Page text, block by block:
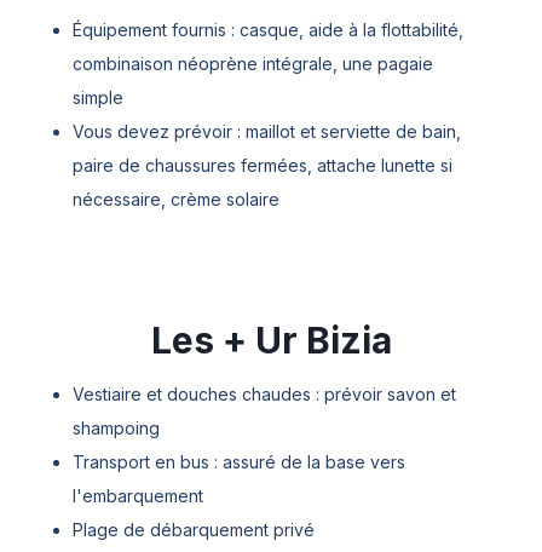
Équipement fournis : casque, aide à la flottabilité,
combinaison néoprène intégrale, une pagaie
simple
Vous devez prévoir : maillot et serviette de bain,
paire de chaussures fermées, attache lunette si
nécessaire, crème solaire
Les + Ur Bizia
Vestiaire et douches chaudes : prévoir savon et
shampoing
Transport en bus : assuré de la base vers
l'embarquement
Plage de débarquement privé